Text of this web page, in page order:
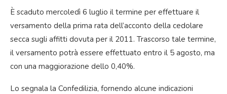
È scaduto mercoledì 6 luglio il termine per effettuare il
versamento della prima rata dell’acconto della cedolare
secca sugli affitti dovuta per il 2011. Trascorso tale termine,
il versamento potrà essere effettuato entro il 5 agosto, ma
con una maggiorazione dello 0,40%.
Lo segnala la Confedilizia, fornendo alcune indicazioni